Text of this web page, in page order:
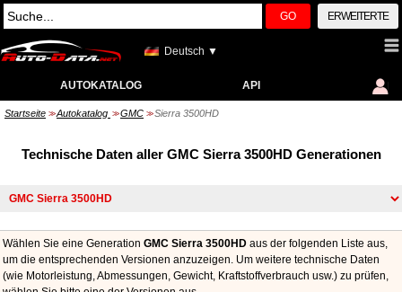
GO ERWEITERTE
Deutsch ▼
AUTOKATALOG API
Startseite >> Autokatalog >> GMC >> Sierra 3500HD
Technische Daten aller GMC Sierra 3500HD Generationen
Wählen Sie eine Generation GMC Sierra 3500HD aus der folgenden Liste aus,
um die entsprechenden Versionen anzuzeigen. Um weitere technische Daten
(wie Motorleistung, Abmessungen, Gewicht, Kraftstoffverbrauch usw.) zu prüfen,